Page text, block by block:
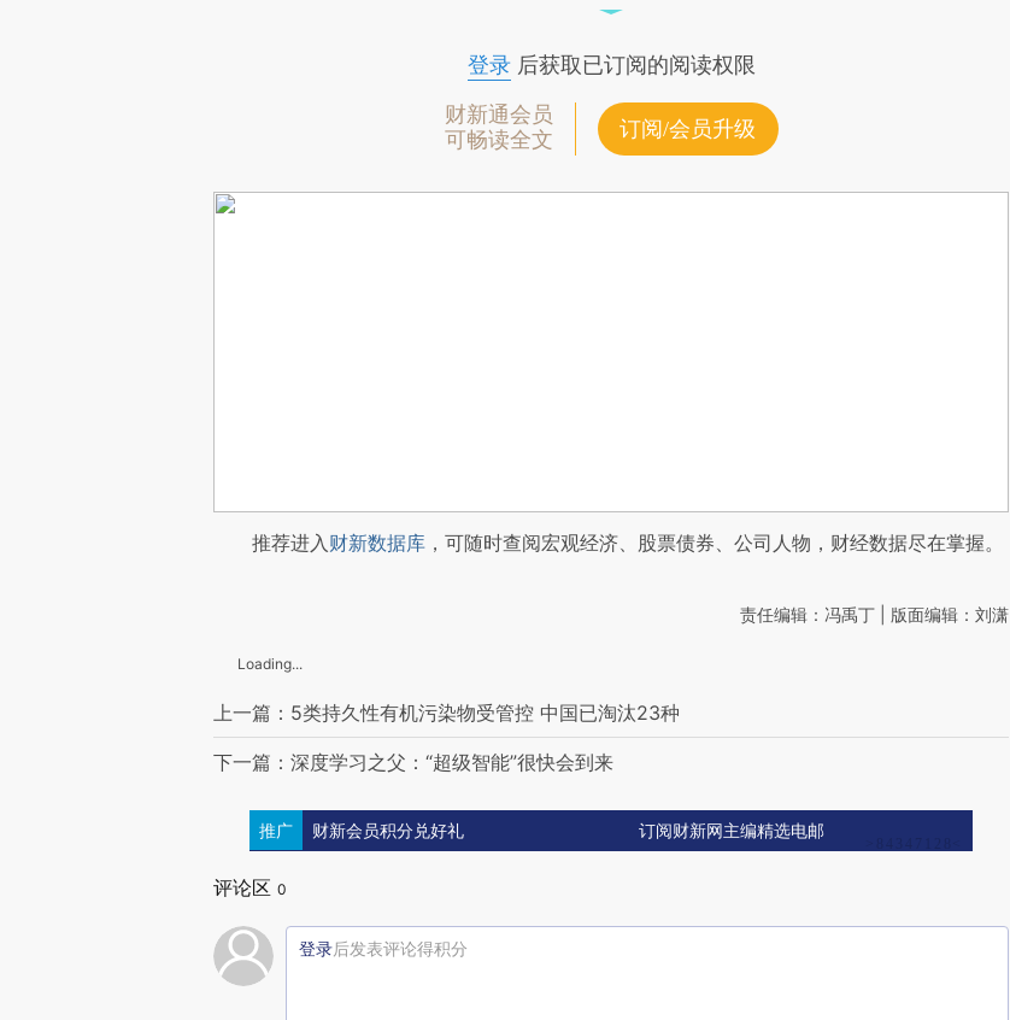
登录后获取已订阅的阅读权限
财新通会员
可畅读全文
订阅/会员升级
推荐进入财新数据库 ，可随时查阅宏观经济、股票债券、公司人物，财经数据尽在掌握。
责任编辑：冯禹丁 | 版面编辑：刘潇
Loading...
上一篇：5类持久性有机污染物受管控 中国已淘汰23种
下一篇：深度学习之父：“超级智能”很快会到来
推广 财新会员积分兑好礼 订阅财新网主编精选电邮
评论区 0
登录后发表评论得积分